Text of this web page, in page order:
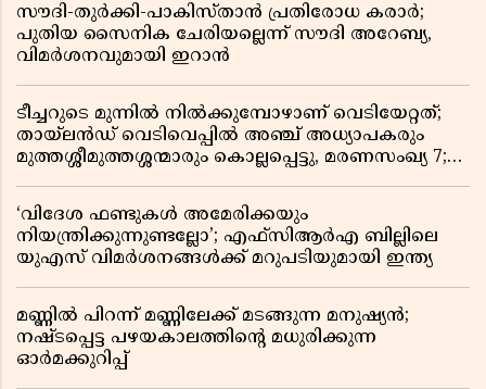
സൗദി-തുർക്കി-പാകിസ്താൻ പ്രതിരോധ കരാർ;
പുതിയ സൈനിക ചേരിയല്ലെന്ന് സൗദി അറേബ്യ,
വിമർശനവുമായി ഇറാൻ
ടീച്ചറുടെ മുന്നിൽ നിൽക്കുമ്പോഴാണ് വെടിയേറ്റത്;
തായ്‌ലൻഡ് വെടിവെപ്പിൽ അഞ്ച് അധ്യാപകരും
മുത്തശ്ശീമുത്തശ്ശന്മാരും കൊല്ലപ്പെട്ടു, മരണസംഖ്യ 7;
‘വിദേശ ഫണ്ടുകൾ അമേരിക്കയും
നിയന്ത്രിക്കുന്നുണ്ടല്ലോ’; എഫ്സിആർഎ ബില്ലിലെ
യുഎസ് വിമർശനങ്ങൾക്ക് മറുപടിയുമായി ഇന്ത്യ
മണ്ണിൽ പിറന്ന് മണ്ണിലേക്ക് മടങ്ങുന്ന മനുഷ്യൻ;
നഷ്ടപ്പെട്ട പഴയകാലത്തിൻ്റെ മധുരിക്കുന്ന
ഓർമക്കുറിപ്പ്